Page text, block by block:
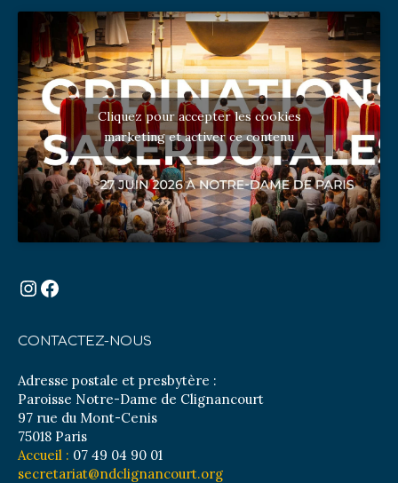
Cliquez pour accepter les cookies
marketing et activer ce contenu
Instagram
Facebook
CONTACTEZ-NOUS
Adresse postale et presbytère :
Paroisse Notre-Dame de Clignancourt
97 rue du Mont-Cenis
75018 Paris
Accueil : 07 49 04 90 01
secretariat@ndclignancourt.org